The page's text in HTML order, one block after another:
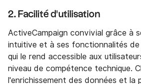
2. Facilité d'utilisation
ActiveCampaign convivial grâce à
intuitive et à ses fonctionnalités de
qui le rend accessible aux
niveau de compétence technique.
l'enrichissement des données et la